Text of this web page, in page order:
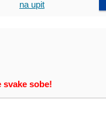
na upit
sobe!